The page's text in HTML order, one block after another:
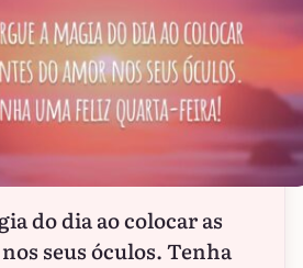
do dia ao colocar as
seus óculos. Tenha